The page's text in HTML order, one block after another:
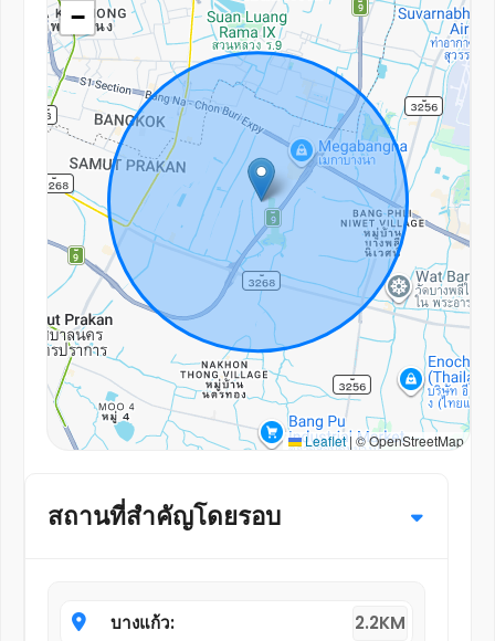
−
Leaflet | © OpenStreetMap
สถานที่สำคัญโดยรอบ
บางแก้ว: 2.2KM